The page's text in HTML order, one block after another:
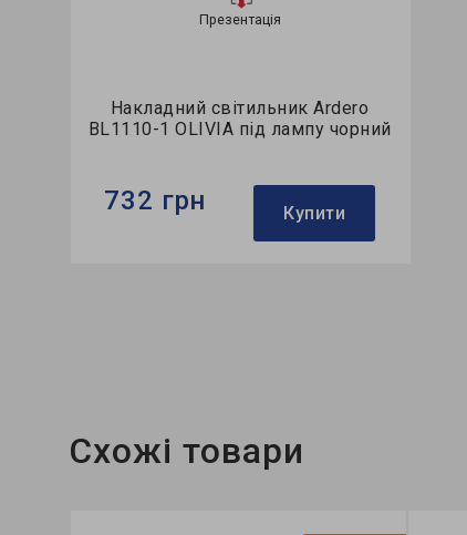
Презентація
Накладний світильник Ardero
BL1110-1 OLIVIA під лампу чорний
732 грн Купити
Схожі товари